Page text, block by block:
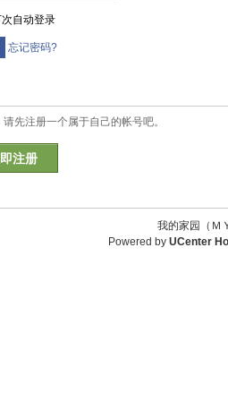
自动登录
忘记密码?
先注册一个属于自己的帐号吧。
注册
我的家园（
Powered by UCenter